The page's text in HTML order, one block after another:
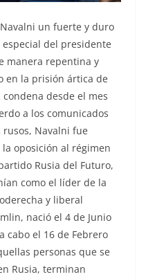
un fuerte y duro
del presidente
manera repentina y
en la prisión ártica de
desde el mes
a los comunicados
Navalni fue
oposición al régimen
Rusia del Futuro,
como el líder de la
y liberal
nació el 4 de Junio
cabo el 16 de Febrero
personas que se
Rusia, terminan